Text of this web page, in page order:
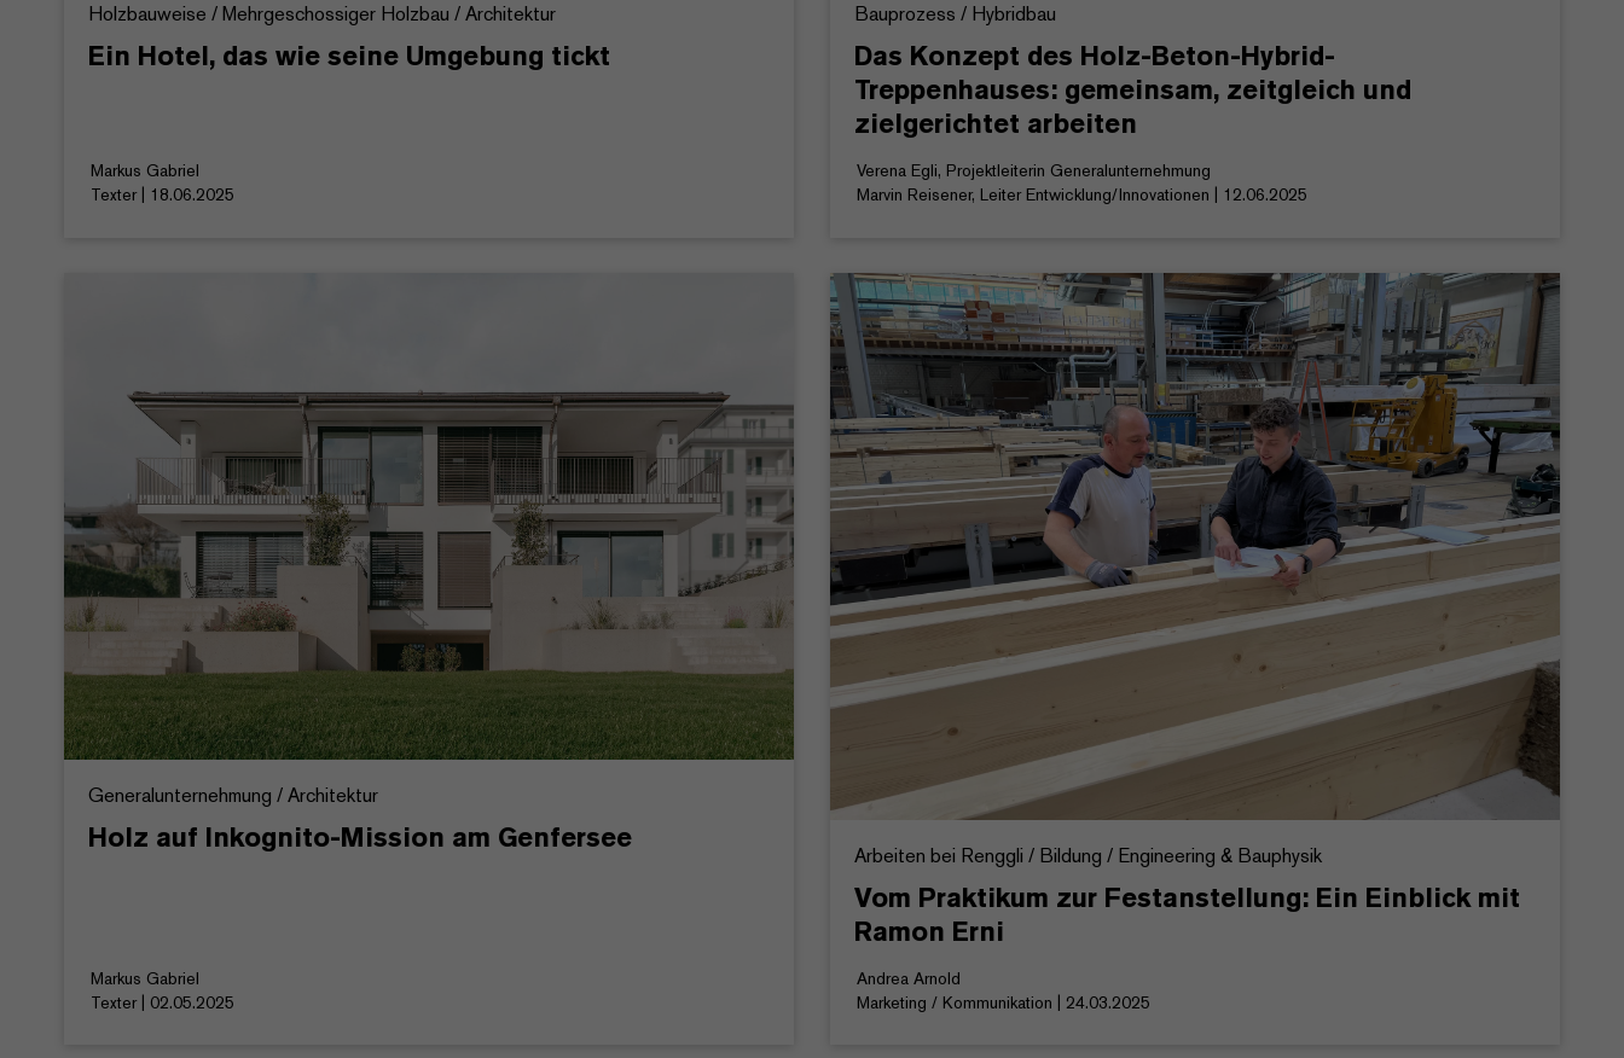
Holzbauweise / Mehrgeschossiger Holzbau / Architektur
Ein Hotel, das wie seine Umgebung tickt
Markus Gabriel
Texter | 18.06.2025
Bauprozess / Hybridbau
Das Konzept des Holz-Beton-Hybrid-
Treppenhauses: gemeinsam, zeitgleich und
zielgerichtet arbeiten
Verena Egli, Projektleiterin Generalunternehmung
Marvin Reisener, Leiter Entwicklung/Innovationen | 12.06.2025
Generalunternehmung / Architektur
Holz auf Inkognito-Mission am Genfersee
Markus Gabriel
Texter | 02.05.2025
Arbeiten bei Renggli / Bildung / Engineering & Bauphysik
Vom Praktikum zur Festanstellung: Ein Einblick mit
Ramon Erni
Andrea Arnold
Marketing / Kommunikation | 24.03.2025